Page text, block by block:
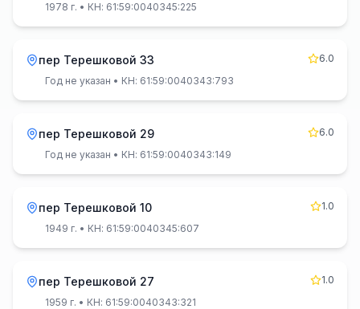
1978 г. • КН: 61:59:0040345:225
пер Терешковой 33
6.0
Год не указан • КН: 61:59:0040343:793
пер Терешковой 29
6.0
Год не указан • КН: 61:59:0040343:149
пер Терешковой 10
1.0
1949 г. • КН: 61:59:0040345:607
пер Терешковой 27
1.0
1959 г. • КН: 61:59:0040343:321